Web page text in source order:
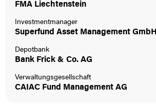
FMA Liechtenstein
Investmentmanager
Superfund Asset Management GmbH
Depotbank
Bank Frick & Co. AG
Verwaltungsgesellschaft
CAIAC Fund Management AG